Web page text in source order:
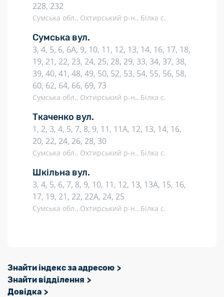
228, 232
Сумська обл., Охтирський р-н., Білка с.
Сумська вул.
3, 4, 5, 6, 6А, 9, 10, 11, 12, 13, 14, 16, 17, 18,
19, 21, 22, 23, 24, 25, 28, 29, 33, 34, 37, 38,
39, 40, 41, 48, 49, 50, 52, 53, 54, 55, 56, 58,
60, 62, 64, 66, 69, 73
Сумська обл., Охтирський р-н., Білка с.
Ткаченко вул.
1, 2, 3, 4, 5, 7, 8, 9, 11, 11А, 12, 13, 14, 16,
20, 22, 24, 26, 28, 30
Сумська обл., Охтирський р-н., Білка с.
Шкільна вул.
3, 4, 5, 6, 7, 8, 9, 10, 11, 12, 13, 13А, 15, 16,
17, 19, 21, 22, 22А, 24, 25
Сумська обл., Охтирський р-н., Білка с.
Знайти індекс за адресою
Знайти відділення
Довідка